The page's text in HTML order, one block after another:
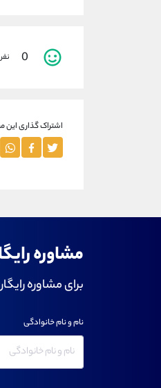
0
اشتراک گذاری این
مشاوره
برای مشاوره
نام و نام خانوادگی